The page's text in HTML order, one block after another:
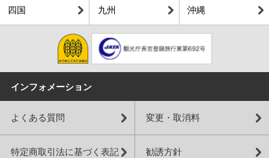
四国 九州 沖縄
インフォメーション
よくある質問 変更・取消料
特定商取引法に基づく表記 勧誘方針